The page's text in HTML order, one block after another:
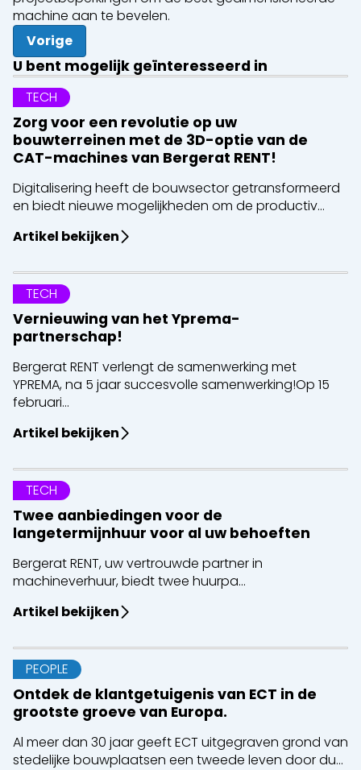
machine aan te bevelen.
Vorige
U bent mogelijk geïnteresseerd in
TECH
Zorg voor een revolutie op uw
bouwterreinen met de 3D-optie van de
CAT-machines van Bergerat RENT!
Digitalisering heeft de bouwsector getransformeerd
en biedt nieuwe mogelijkheden om de productiv...
Artikel bekijken
TECH
Vernieuwing van het Yprema-
partnerschap!
Bergerat RENT verlengt de samenwerking met
YPREMA, na 5 jaar succesvolle samenwerking!Op 15
februari...
Artikel bekijken
TECH
Twee aanbiedingen voor de
langetermijnhuur voor al uw behoeften
Bergerat RENT, uw vertrouwde partner in
machineverhuur, biedt twee huurpa...
Artikel bekijken
PEOPLE
Ontdek de klantgetuigenis van ECT in de
grootste groeve van Europa.
Al meer dan 30 jaar geeft ECT uitgegraven grond van
stedelijke bouwplaatsen een tweede leven door du...